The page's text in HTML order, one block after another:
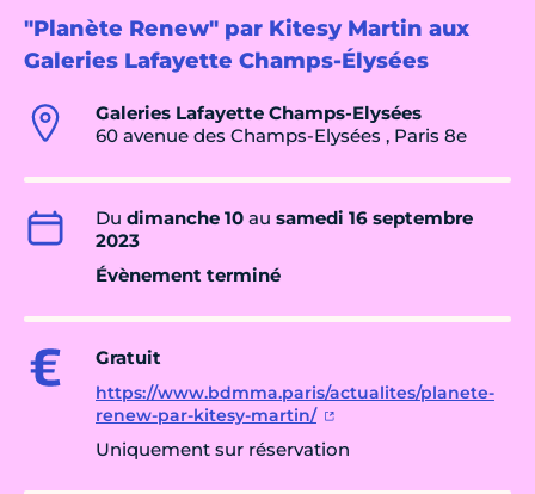
"Planète Renew" par Kitesy Martin aux
Galeries Lafayette Champs-Élysées
Galeries Lafayette Champs-Elysées
60 avenue des Champs-Elysées , Paris 8e
Du dimanche 10 au samedi 16 septembre
2023
Évènement terminé
Gratuit
https://www.bdmma.paris/actualites/planete-
renew-par-kitesy-martin/
Uniquement sur réservation